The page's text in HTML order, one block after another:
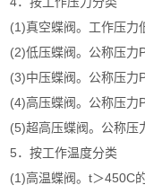
(1)真空蝶阀。工作压力
(2)低压蝶阀。公称压力
(3)中压蝶阀。公称压力
(4)高压蝶阀。公称压力
(5)超高压蝶阀。公称压
5．按工作温度分类
(1)高温蝶阀。t＞450C